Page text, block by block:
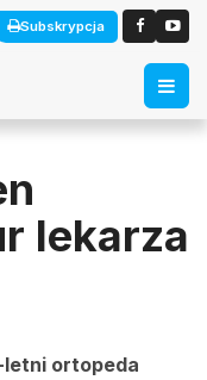
Subskrypcja
lekarza
letni ortopeda